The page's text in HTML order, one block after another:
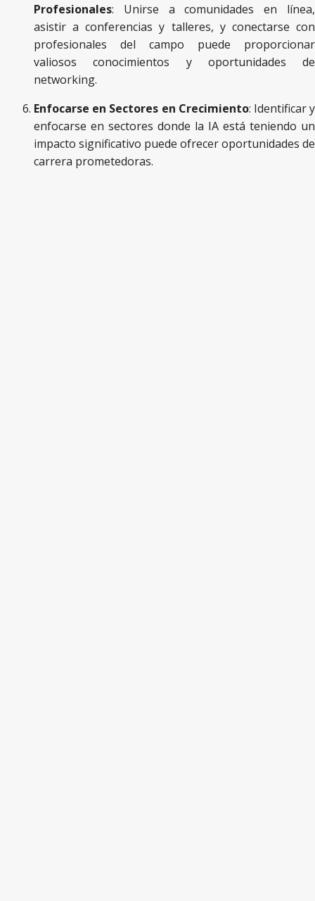
Profesionales: Unirse a comunidades en línea,
asistir a conferencias y talleres, y conectarse con
profesionales del campo puede proporcionar
valiosos conocimientos y oportunidades de
networking.
Enfocarse en Sectores en Crecimiento: Identificar y
enfocarse en sectores donde la IA está teniendo un
impacto significativo puede ofrecer oportunidades de
carrera prometedoras.